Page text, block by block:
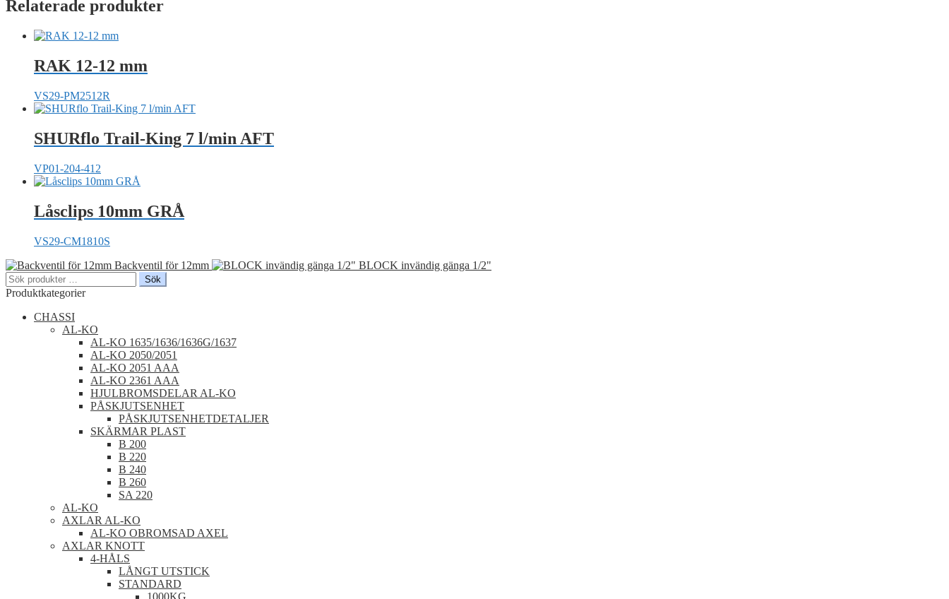
Relaterade produkter
RAK 12-12 mm
VS29-PM2512R
SHURflo Trail-King 7 l/min AFT
VP01-204-412
Låsclips 10mm GRÅ
VS29-CM1810S
Backventil för 12mm
BLOCK invändig gänga 1/2"
Sök
efter:
Sök
Produktkategorier
CHASSI
AL-KO
AL-KO 1635/1636/1636G/1637
AL-KO 2050/2051
AL-KO 2051 AAA
AL-KO 2361 AAA
HJULBROMSDELAR AL-KO
PÅSKJUTSENHET
PÅSKJUTSENHETDETALJER
SKÄRMAR PLAST
B 200
B 220
B 240
B 260
SA 220
AL-KO
AXLAR AL-KO
AL-KO OBROMSAD AXEL
AXLAR KNOTT
4-HÅLS
LÅNGT UTSTICK
STANDARD
1000KG